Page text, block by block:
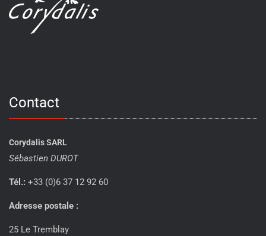
Contact
Corydalis SARL
Sébastien DUROT
Tél.: +33 (0)6 37 12 92 60
Adresse postale :
25 Le Tremblay